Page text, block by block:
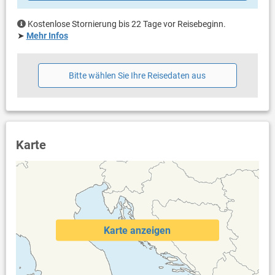
Kostenlose Stornierung bis 22 Tage vor Reisebeginn.
➤ Mehr Infos
Bitte wählen Sie Ihre Reisedaten aus
Karte
Karte anzeigen